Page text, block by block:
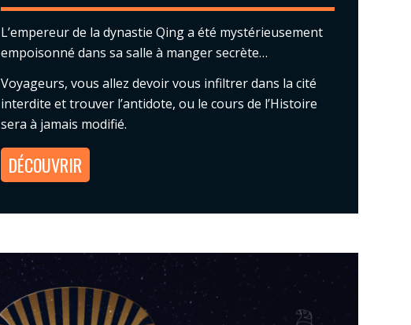
L’empereur de la dynastie Qing a été mystérieusement
empoisonné dans sa salle à manger secrète…
Voyageurs, vous allez devoir vous infiltrer dans la cité
interdite et trouver l’antidote, ou le cours de l’Histoire
sera à jamais modifié.
DÉCOUVRIR